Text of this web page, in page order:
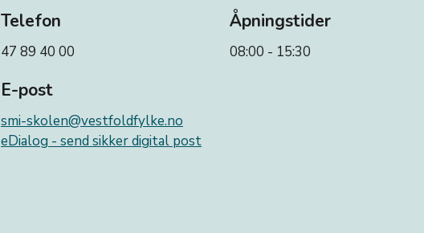
Telefon
47 89 40 00
E-post
smi-skolen@vestfoldfylke.no
eDialog - send sikker digital post
Åpningstider
08:00 - 15:30